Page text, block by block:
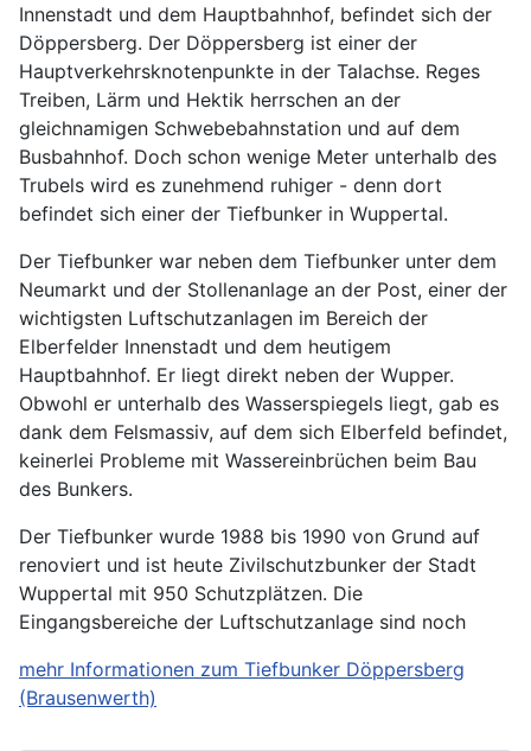
Innenstadt und dem Hauptbahnhof, befindet sich der
Döppersberg. Der Döppersberg ist einer der
Hauptverkehrsknotenpunkte in der Talachse. Reges
Treiben, Lärm und Hektik herrschen an der
gleichnamigen Schwebebahnstation und auf dem
Busbahnhof. Doch schon wenige Meter unterhalb des
Trubels wird es zunehmend ruhiger - denn dort
befindet sich einer der Tiefbunker in Wuppertal.
Der Tiefbunker war neben dem Tiefbunker unter dem
Neumarkt und der Stollenanlage an der Post, einer der
wichtigsten Luftschutzanlagen im Bereich der
Elberfelder Innenstadt und dem heutigem
Hauptbahnhof. Er liegt direkt neben der Wupper.
Obwohl er unterhalb des Wasserspiegels liegt, gab es
dank dem Felsmassiv, auf dem sich Elberfeld befindet,
keinerlei Probleme mit Wassereinbrüchen beim Bau
des Bunkers.
Der Tiefbunker wurde 1988 bis 1990 von Grund auf
renoviert und ist heute Zivilschutzbunker der Stadt
Wuppertal mit 950 Schutzplätzen. Die
Eingangsbereiche der Luftschutzanlage sind noch
mehr Informationen zum Tiefbunker Döppersberg
(Brausenwerth)